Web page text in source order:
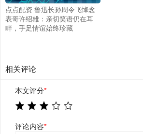
点点配资 鲁迅长孙周令飞悼念
表哥许绍雄：亲切笑语仍在耳
畔，手足情谊始终珍藏
相关评论
本文评分*
评论内容*